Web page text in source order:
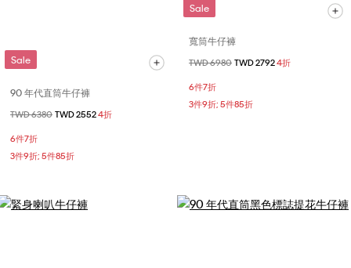
Sale
90 年代直筒牛仔褲
價格扣減從
TWD 6380 至
TWD 25524折
6件7折
3件9折; 5件85折
Sale
寬筒牛仔褲
價格扣減從
TWD 6980 至
TWD 27924折
6件7折
3件9折; 5件85折